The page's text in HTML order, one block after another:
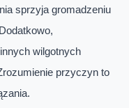
sprzyja gromadzeniu
wilgotnych
przyczyn to